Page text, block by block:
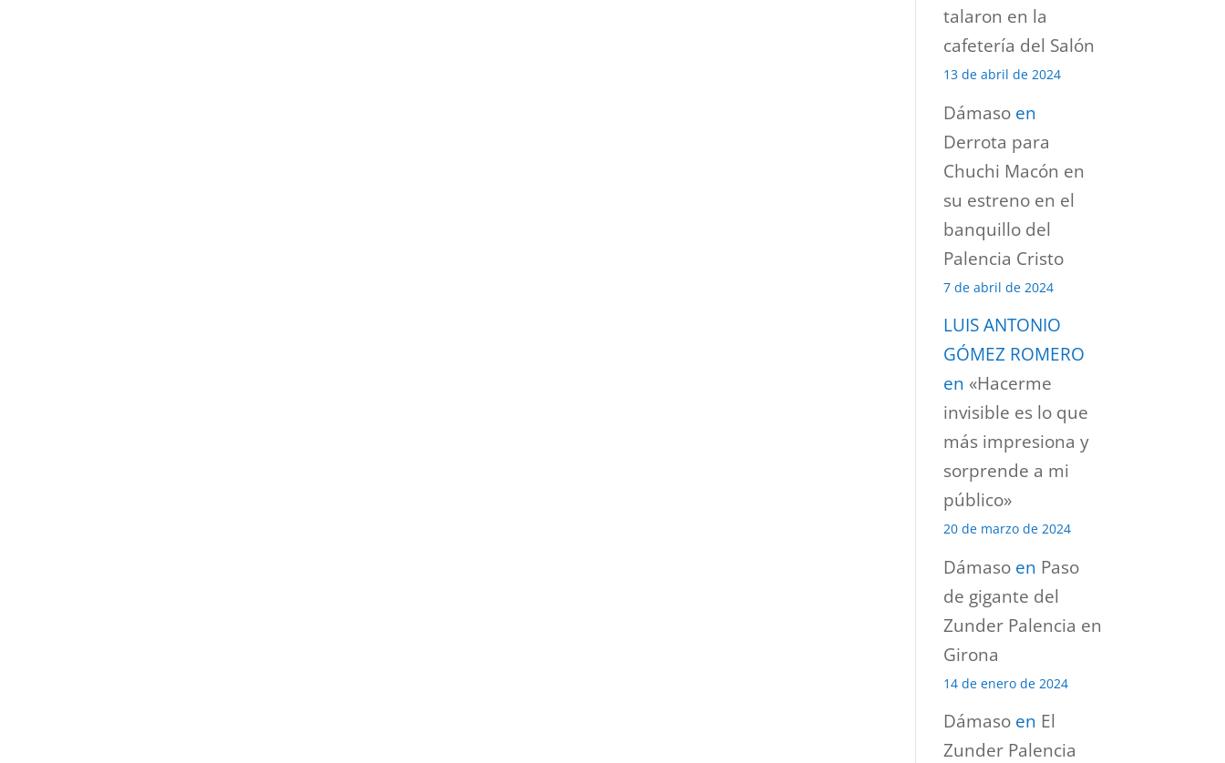
talaron en la
cafetería del Salón
13 de abril de 2024
Dámaso en
Derrota para
Chuchi Macón en
su estreno en el
banquillo del
Palencia Cristo
7 de abril de 2024
LUIS ANTONIO
GÓMEZ ROMERO
en «Hacerme
invisible es lo que
más impresiona y
sorprende a mi
público»
20 de marzo de 2024
Dámaso en Paso
de gigante del
Zunder Palencia en
Girona
14 de enero de 2024
Dámaso en El
Zunder Palencia